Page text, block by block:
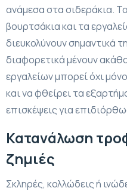
ανάμεσα στα σιδεράκια.
βουρτσάκια και τα
διευκολύνουν σημαντικά
διαφορετικά μένουν
εργαλείων μπορεί όχι
και να φθείρει τα
επισκέψεις για
Κατανάλωση
ζημιές
Σκληρές, κολλώδεις ή